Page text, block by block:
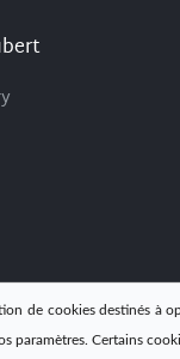
de cookies destinés à
paramètres. Certains